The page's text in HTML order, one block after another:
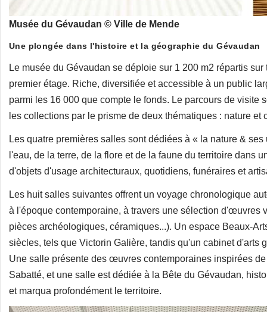
Musée du Gévaudan © Ville de Mende
Une plongée dans l'histoire et la géographie du Gévaudan
Le musée du Gévaudan se déploie sur 1 200 m2 répartis
premier étage. Riche, diversifiée et accessible à un public
parmi les 16 000 que compte le fonds. Le parcours de
les collections par le prisme de deux thématiques : nature et
Les quatre premières salles sont dédiées à « la nature &
l'eau, de la terre, de la flore et de la faune du territoire dans
d'objets d'usage architecturaux, quotidiens, funéraires et
Les huit salles suivantes offrent un voyage chronologique
à l'époque contemporaine, à travers une sélection d'œuvres
pièces archéologiques, céramiques...). Un espace Beaux-
siècles, tels que Victorin Galière, tandis qu'un cabinet d'arts
Une salle présente des œuvres contemporaines inspirées
Sabatté, et une salle est dédiée à la Bête du Gévaudan,
et marqua profondément le territoire.